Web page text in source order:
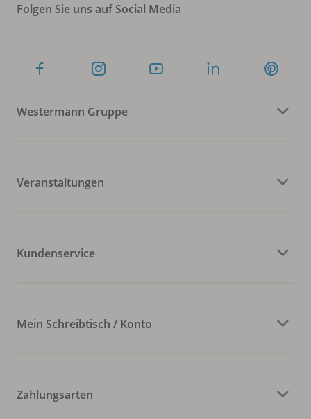
Folgen Sie uns auf Social Media
Westermann Gruppe
Veranstaltungen
Kundenservice
Mein Schreibtisch / Konto
Zahlungsarten